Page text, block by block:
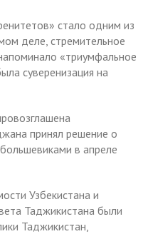
стало одним из
деле, стремительное
«триумфальное
суверенизация на
принял решение о
в апреле
Узбекистана и
Таджикистана были
Таджикистан,